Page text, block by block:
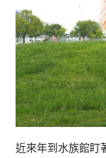
近來年到水族館盯